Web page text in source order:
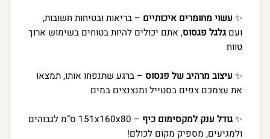
✨ עשוי מחומרים איכותיים – בריאות ובטיחות חשובות,
ועם גלגל פגסוס, אתם יכולים להיות בטוחים בשימוש ארוך
טווח
✨ עיצוב מרהיב של פגסוס – ברגע שתנפחו אותו, תמצאו
את עצמכם צפים בסטייל ומנצנצים במים
✨גודל ענק למקסימום כיף
– 151x160x80 ס”מ לגבוהים
ולמגיעים, מספיק מקום לכולם!